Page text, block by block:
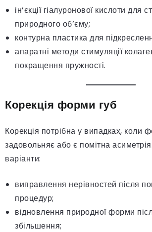
ін’єкції гіалуронової кислоти для
природного об’єму;
контурна пластика для
апаратні методи стимуляції
покращення пружності.
Корекція форми губ
Корекція потрібна у випадках, коли
задовольняє або є помітна
варіанти:
виправлення нерівностей після
процедур;
відновлення природної форми
збільшення;